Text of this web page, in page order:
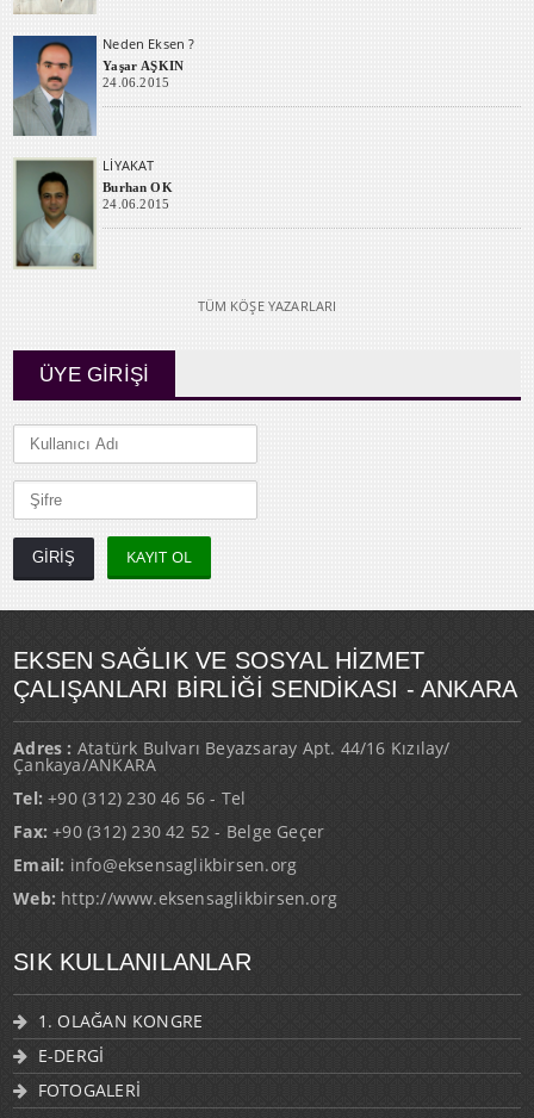
Neden Eksen ?
Yaşar AŞKIN
24.06.2015
LİYAKAT
Burhan OK
24.06.2015
TÜM KÖŞE YAZARLARI
ÜYE GİRİŞİ
KAYIT OL
EKSEN SAĞLIK VE SOSYAL HİZMET
ÇALIŞANLARI BİRLİĞİ SENDİKASI - ANKARA
Adres : Atatürk Bulvarı Beyazsaray Apt. 44/16 Kızılay/
Çankaya/ANKARA
Tel: +90 (312) 230 46 56 - Tel
Fax: +90 (312) 230 42 52 - Belge Geçer
Email: info@eksensaglikbirsen.org
Web: http://www.eksensaglikbirsen.org
SIK KULLANILANLAR
1. OLAĞAN KONGRE
E-DERGİ
FOTOGALERİ